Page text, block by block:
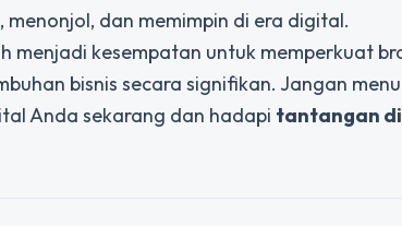
dan memimpin di era digital.
kesempatan untuk memperkuat
bisnis secara signifikan. Jangan
Anda sekarang dan hadapi tantangan